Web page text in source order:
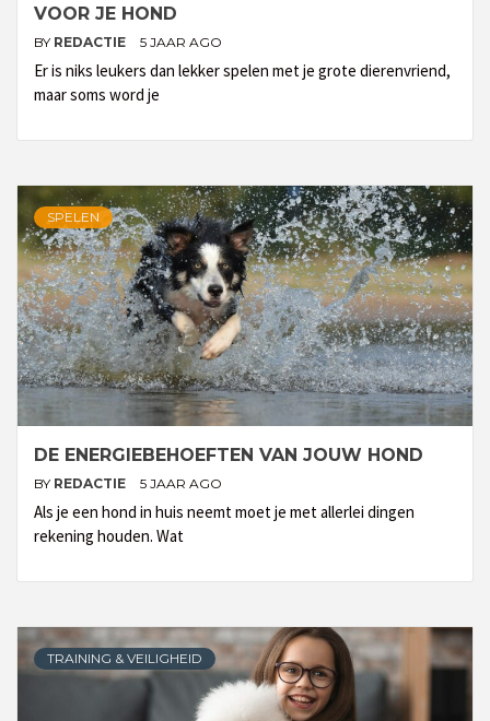
VOOR JE HOND
BY REDACTIE 5 JAAR AGO
Er is niks leukers dan lekker spelen met je grote dierenvriend,
maar soms word je
SPELEN
DE ENERGIEBEHOEFTEN VAN JOUW HOND
BY REDACTIE 5 JAAR AGO
Als je een hond in huis neemt moet je met allerlei dingen
rekening houden. Wat
TRAINING & VEILIGHEID